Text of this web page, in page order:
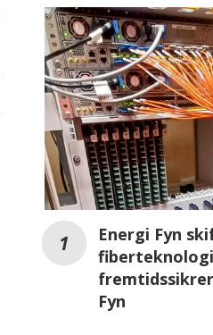
Energi Fyn
Fyn
OnePlus Watch 3
til april 2025
EL & TEKNIK ’26:
om Danmark er